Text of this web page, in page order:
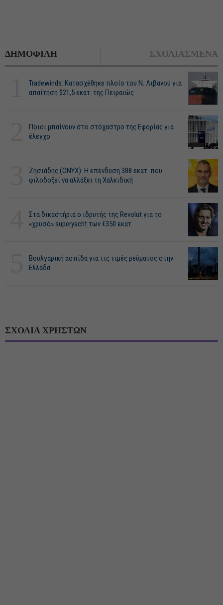
ΔΗΜΟΦΙΛΗ ΣΧΟΛΙΑΣΜΕΝΑ
Tradewinds: Κατασχέθηκε πλοίο του Ν. Λιβανού για
απαίτηση $21,5 εκατ. της Πειραιώς
Ποιοι μπαίνουν στο στόχαστρο της Εφορίας για
έλεγχο
Ζησιάδης (ONYX): Η επένδυση 388 εκατ. που
φιλοδοξεί να αλλάξει τη Χαλκιδική
Στα δικαστήρια ο ιδρυτής της Revolut για το
«χρυσό» superyacht των €350 εκατ.
Βουλγαρική ασπίδα για τις τιμές ρεύματος στην
Ελλάδα
ΣΧΟΛΙΑ ΧΡΗΣΤΩΝ